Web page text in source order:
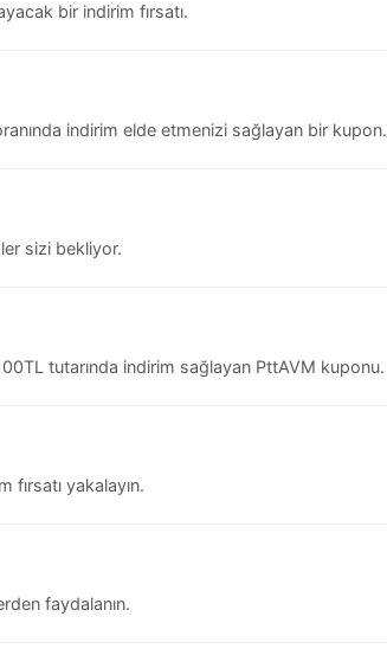
bir indirim fırsatı.
indirim elde etmenizi sağlayan bir kupon.
sizi bekliyor.
tutarında indirim sağlayan PttAVM kuponu.
fırsatı yakalayın.
faydalanın.